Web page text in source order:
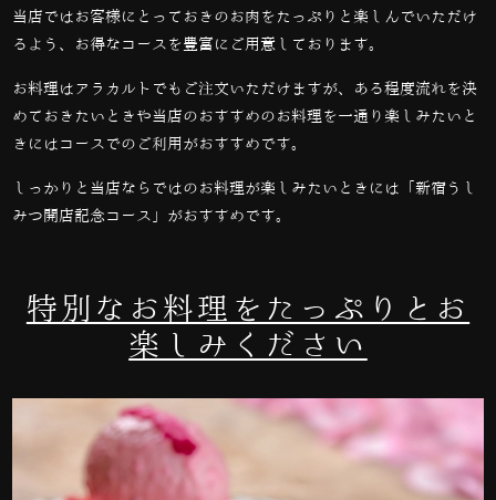
当店ではお客様にとっておきのお肉をたっぷりと楽しんでいただけ
るよう、お得なコースを豊富にご用意しております。
お料理はアラカルトでもご注文いただけますが、ある程度流れを決
めておきたいときや当店のおすすめのお料理を一通り楽しみたいと
きにはコースでのご利用がおすすめです。
しっかりと当店ならではのお料理が楽しみたいときには「新宿うし
みつ開店記念コース」がおすすめです。
特別なお料理をたっぷりとお
楽しみください